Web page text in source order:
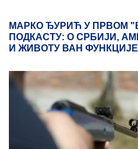
МАРКО ЂУРИЋ У ПРВОМ
ПОДКАСТУ: О СРБИЈИ,
И ЖИВОТУ ВАН ФУНКЦИЈЕ